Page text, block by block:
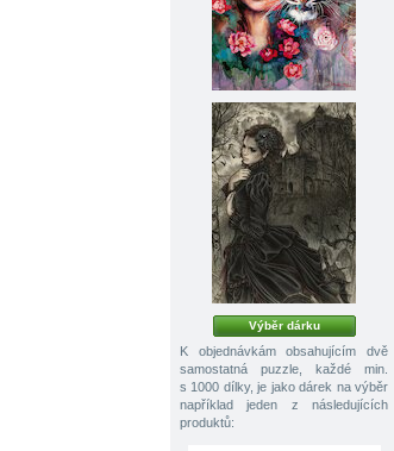
Výběr dárku
K objednávkám obsahujícím dvě
samostatná puzzle, každé min.
s 1000 dílky, je jako dárek na výběr
například jeden z následujících
produktů: